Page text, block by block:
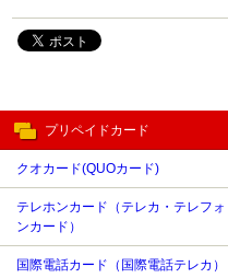
プリペイドカード
クオカード(QUOカード)
テレホンカード（テレカ・テレフォ
ンカード）
国際電話カード（国際電話テレカ）